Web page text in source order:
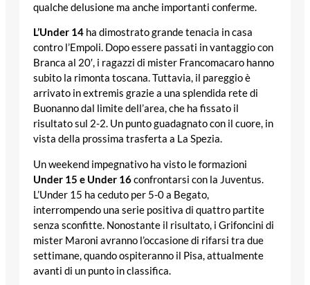
qualche delusione ma anche importanti conferme.
L’Under 14 ha dimostrato grande tenacia in casa
contro l’Empoli. Dopo essere passati in vantaggio con
Branca al 20′, i ragazzi di mister Francomacaro hanno
subito la rimonta toscana. Tuttavia, il pareggio è
arrivato in extremis grazie a una splendida rete di
Buonanno dal limite dell’area, che ha fissato il
risultato sul 2-2. Un punto guadagnato con il cuore, in
vista della prossima trasferta a La Spezia.
Un weekend impegnativo ha visto le formazioni
Under 15 e Under 16confrontarsi con la Juventus.
L’Under 15 ha ceduto per 5-0 a Begato,
interrompendo una serie positiva di quattro partite
senza sconfitte. Nonostante il risultato, i Grifoncini di
mister Maroni avranno l’occasione di rifarsi tra due
settimane, quando ospiteranno il Pisa, attualmente
avanti di un punto in classifica.